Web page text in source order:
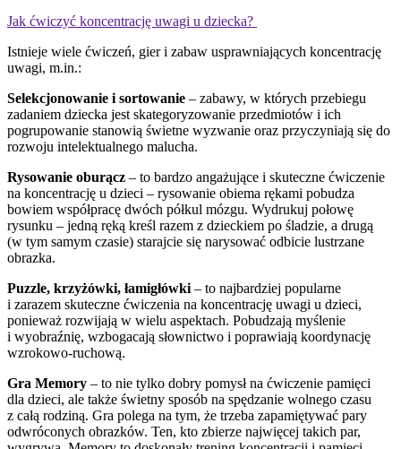
Jak ćwiczyć koncentrację uwagi u dziecka?
Istnieje wiele ćwiczeń, gier i zabaw usprawniających koncentrację
uwagi, m.in.:
Selekcjonowanie i sortowanie – zabawy, w których przebiegu
zadaniem dziecka jest skategoryzowanie przedmiotów i ich
pogrupowanie stanowią świetne wyzwanie oraz przyczyniają się do
rozwoju intelektualnego malucha.
Rysowanie oburącz – to bardzo angażujące i skuteczne ćwiczenie
na koncentrację u dzieci – rysowanie obiema rękami pobudza
bowiem współpracę dwóch półkul mózgu. Wydrukuj połowę
rysunku – jedną ręką kreśl razem z dzieckiem po śladzie, a drugą
(w tym samym czasie) starajcie się narysować odbicie lustrzane
obrazka.
Puzzle, krzyżówki, łamigłówki – to najbardziej popularne
i zarazem skuteczne ćwiczenia na koncentrację uwagi u dzieci,
ponieważ rozwijają w wielu aspektach. Pobudzają myślenie
i wyobraźnię, wzbogacają słownictwo i poprawiają koordynację
wzrokowo-ruchową.
Gra Memory – to nie tylko dobry pomysł na ćwiczenie pamięci
dla dzieci, ale także świetny sposób na spędzanie wolnego czasu
z całą rodziną. Gra polega na tym, że trzeba zapamiętywać pary
odwróconych obrazków. Ten, kto zbierze najwięcej takich par,